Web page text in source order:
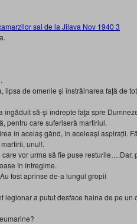
de omenie şi înstrăinarea faţă de
îngăduit să-şi îndrepte faţa spre
pentru care suferiseră martiriul.
în acelaş gând, în aceleaşi aspiraţii.
unul!.
vor urma să fie puse resturile….Dar,
în întregime.
fost aprinse de-a lungul gropii
a putut desface haina de pe un